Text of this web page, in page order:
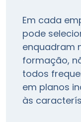
Em cada
pode
enquadram
formação,
todos
em planos
às